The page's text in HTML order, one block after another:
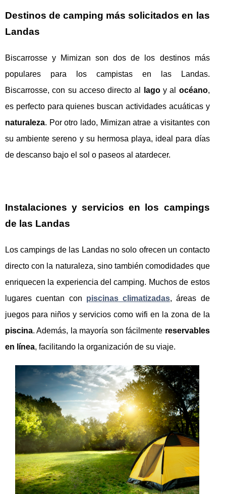
Destinos de camping más solicitados en las
Landas
Biscarrosse y Mimizan son dos de los destinos más
populares para los campistas en las Landas.
Biscarrosse, con su acceso directo al
lagoy al océano,
es perfecto para quienes buscan actividades acuáticas y
naturaleza. Por otro lado, Mimizan atrae a visitantes con
su ambiente sereno y su hermosa playa, ideal para días
de descanso bajo el sol o paseos al atardecer.
Instalaciones y servicios en los campings
de las Landas
Los campings de las Landas no solo ofrecen un contacto
directo con la naturaleza, sino también comodidades que
enriquecen la experiencia del camping. Muchos de estos
lugares cuentan con piscinas climatizadas, áreas de
juegos para niños y servicios como wifi en la zona de la
piscina. Además, la mayoría son fácilmente reservables
en línea, facilitando la organización de su viaje.